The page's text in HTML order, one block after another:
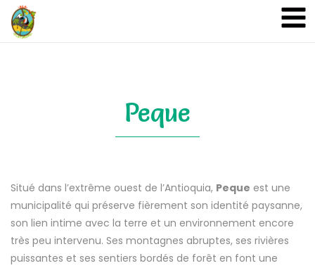
Peque
Situé dans l’extrême ouest de l’Antioquia, Peque est une
municipalité qui préserve fièrement son identité paysanne,
son lien intime avec la terre et un environnement encore
très peu intervenu. Ses montagnes abruptes, ses rivières
puissantes et ses sentiers bordés de forêt en font une